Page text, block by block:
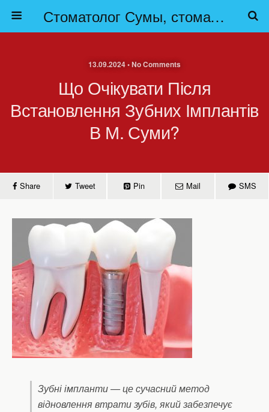
Стоматолог Сумы, стоматологические клиники Сумы, детская стоматология в Сумах. | Частная стоматология Сумы
13.09.2024 • No Comments
Що Очікувати Після
Встановлення Зубних Імплантів
В М. Суми?
Share Tweet Pin Mail SMS
Зубні імпланти — це сучасний метод
відновлення втрати зубів, який забезпечує